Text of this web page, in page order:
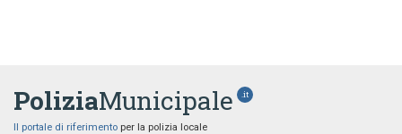
PoliziaMunicipale .it
Il portale di riferimento per la polizia locale